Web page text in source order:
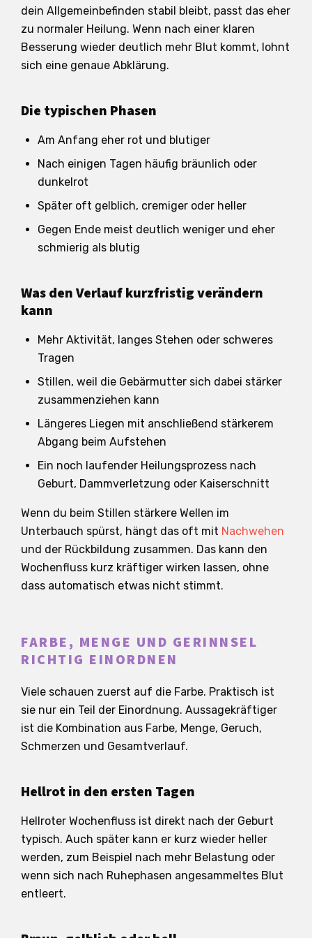
dein Allgemeinbefinden stabil bleibt, passt das eher
zu normaler Heilung. Wenn nach einer klaren
Besserung wieder deutlich mehr Blut kommt, lohnt
sich eine genaue Abklärung.
Die typischen Phasen
Am Anfang eher rot und blutiger
Nach einigen Tagen häufig bräunlich oder
dunkelrot
Später oft gelblich, cremiger oder heller
Gegen Ende meist deutlich weniger und eher
schmierig als blutig
Was den Verlauf kurzfristig verändern
kann
Mehr Aktivität, langes Stehen oder schweres
Tragen
Stillen, weil die Gebärmutter sich dabei stärker
zusammenziehen kann
Längeres Liegen mit anschließend stärkerem
Abgang beim Aufstehen
Ein noch laufender Heilungsprozess nach
Geburt, Dammverletzung oder Kaiserschnitt
Wenn du beim Stillen stärkere Wellen im
Unterbauch spürst, hängt das oft mit Nachwehen
und der Rückbildung zusammen. Das kann den
Wochenfluss kurz kräftiger wirken lassen, ohne
dass automatisch etwas nicht stimmt.
FARBE, MENGE UND GERINNSEL
RICHTIG EINORDNEN
Viele schauen zuerst auf die Farbe. Praktisch ist
sie nur ein Teil der Einordnung. Aussagekräftiger
ist die Kombination aus Farbe, Menge, Geruch,
Schmerzen und Gesamtverlauf.
Hellrot in den ersten Tagen
Hellroter Wochenfluss ist direkt nach der Geburt
typisch. Auch später kann er kurz wieder heller
werden, zum Beispiel nach mehr Belastung oder
wenn sich nach Ruhephasen angesammeltes Blut
entleert.